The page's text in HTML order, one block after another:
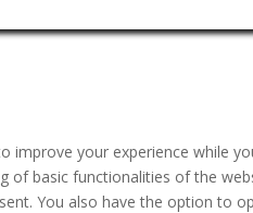
improve your experience while
of basic functionalities of the
You also have the option to